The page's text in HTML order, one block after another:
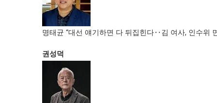
명태균 “대선 얘기하면 다 뒤집힌다‥김 여사, 인수위
권성덕